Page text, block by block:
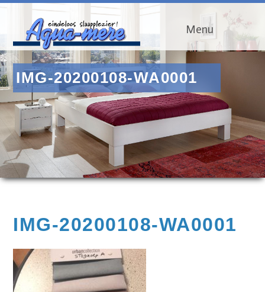
Menu
IMG-20200108-WA0001
IMG-20200108-WA0001